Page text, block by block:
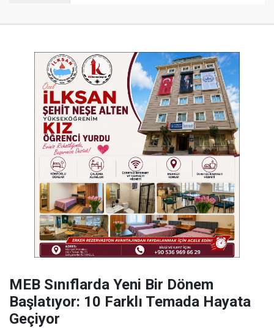
MEB Sınıflarda Yeni Bir Dönem
Başlatıyor: 10 Farklı Temada Hayata
Geçiyor